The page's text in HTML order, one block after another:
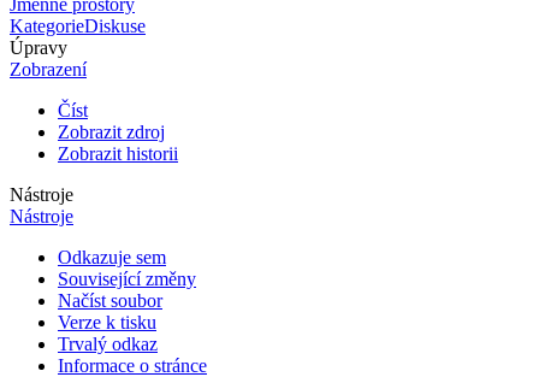
KategorieDiskuse
Úpravy
Zobrazení
Číst
Zobrazit zdroj
Zobrazit historii
Nástroje
Nástroje
Odkazuje sem
Související změny
Načíst soubor
Verze k tisku
Trvalý odkaz
Informace o stránce